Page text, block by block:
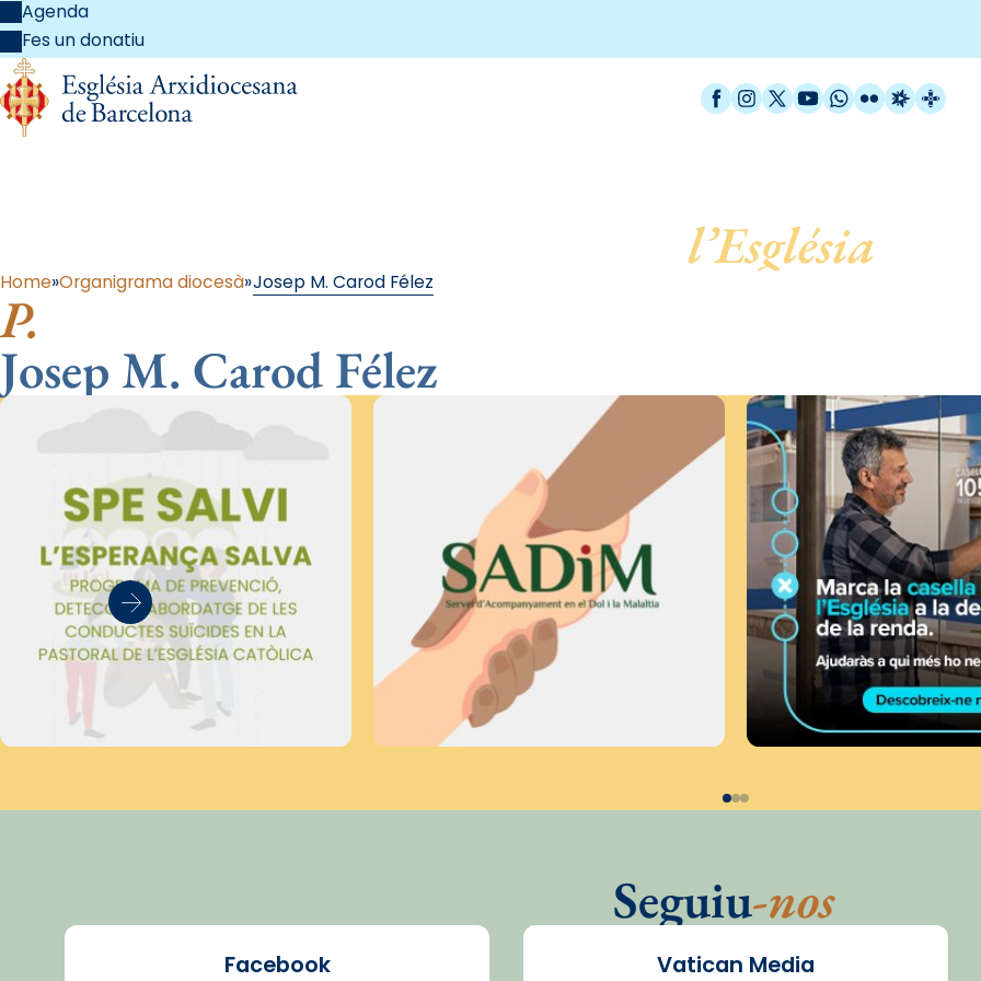
Agenda
Fes un donatiu
Facebook
Instagram
X / Twitter
YouTube
WhatsApp
FlickrRadio
l’Església
Home Organigrama diocesà Josep M. Carod Félez
P.
Josep M. Carod Félez
Seguiu-nos
Facebook Vatican Media